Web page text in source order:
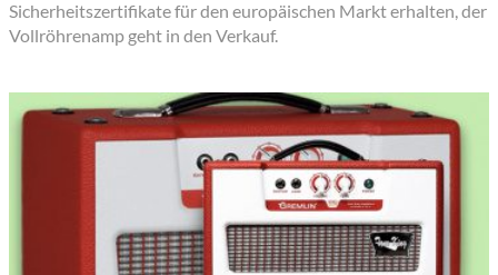
Sicherheitszertifikate für den europäischen Markt erhalten, der
Vollröhrenamp geht in den Verkauf.